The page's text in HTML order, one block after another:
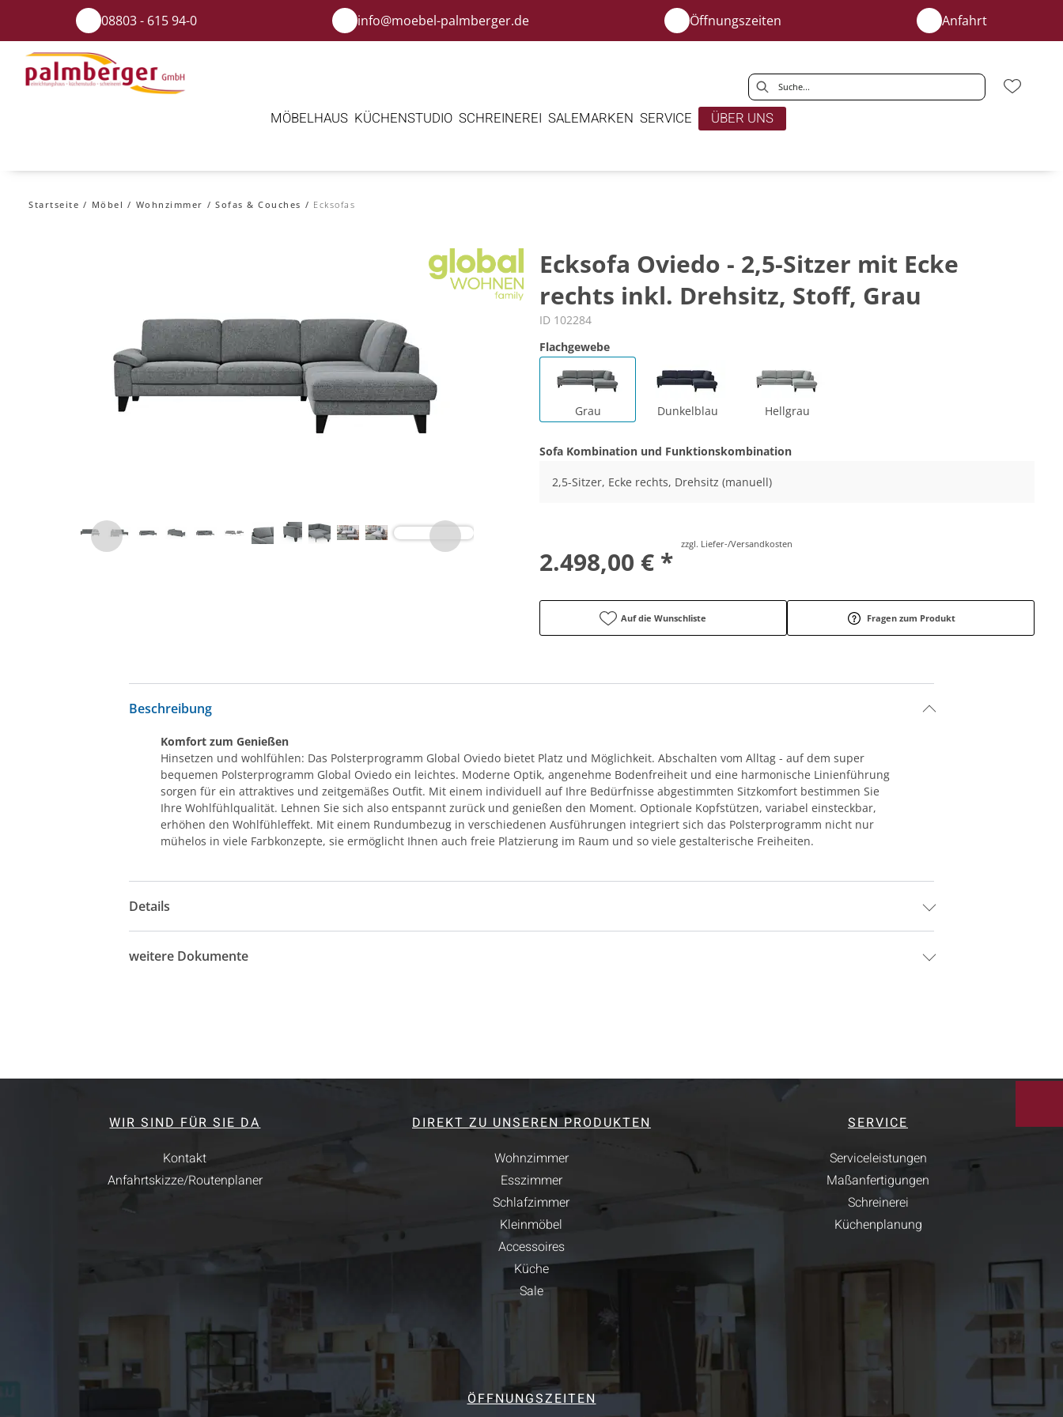
08803 - 615 94-0 info@moebel-palmberger.de Öffnungszeiten Anfahrt
MÖBELHAUS KÜCHENSTUDIO SCHREINEREI SALEMARKEN SERVICE ÜBER UNS
Startseite Möbel Wohnzimmer Sofas & Couches Ecksofas
Ecksofa Oviedo - 2,5-Sitzer mit Ecke
rechts inkl. Drehsitz, Stoff, Grau
ID 102284
Flachgewebe
Grau Dunkelblau Hellgrau
Sofa Kombination und Funktionskombination
2,5-Sitzer, Ecke rechts, Drehsitz (manuell)
2.498,00 € *
zzgl. Liefer-/Versandkosten
Auf die Wunschliste Fragen zum Produkt
Beschreibung
Komfort zum Genießen
Hinsetzen und wohlfühlen: Das Polsterprogramm Global Oviedo bietet Platz und Möglichkeit. Abschalten vom Alltag - auf dem super
bequemen Polsterprogramm Global Oviedo ein leichtes. Moderne Optik, angenehme Bodenfreiheit und eine harmonische Linienführung
sorgen für ein attraktives und zeitgemäßes Outfit. Mit einem individuell auf Ihre Bedürfnisse abgestimmten Sitzkomfort bestimmen Sie
Ihre Wohlfühlqualität. Lehnen Sie sich also entspannt zurück und genießen den Moment. Optionale Kopfstützen, variabel einsteckbar,
erhöhen den Wohlfühleffekt. Mit einem Rundumbezug in verschiedenen Ausführungen integriert sich das Polsterprogramm nicht nur
mühelos in viele Farbkonzepte, sie ermöglicht Ihnen auch freie Platzierung im Raum und so viele gestalterische Freiheiten.
Details
weitere Dokumente
WIR SIND FÜR SIE DA
Kontakt
Anfahrtskizze/Routenplaner
DIREKT ZU UNSEREN PRODUKTEN
Wohnzimmer
Esszimmer
Schlafzimmer
Kleinmöbel
Accessoires
Küche
Sale
SERVICE
Serviceleistungen
Maßanfertigungen
Schreinerei
Küchenplanung
ÖFFNUNGSZEITEN